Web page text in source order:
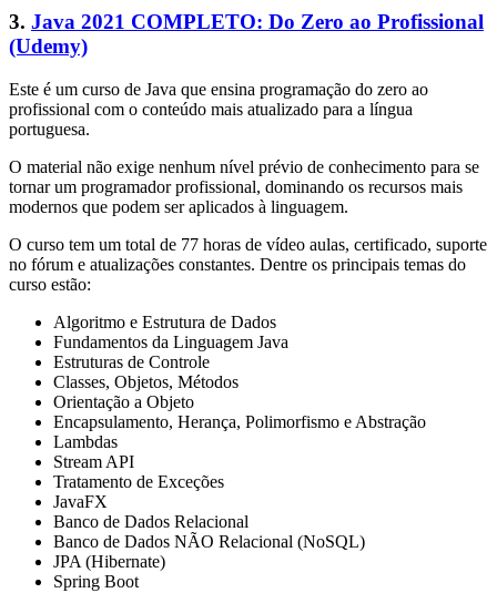
3. Java 2021 COMPLETO: Do Zero ao Profissional
(Udemy)
Este é um curso de Java que ensina programação do zero ao
profissional com o conteúdo mais atualizado para a língua
portuguesa.
O material não exige nenhum nível prévio de conhecimento para se
tornar um programador profissional, dominando os recursos mais
modernos que podem ser aplicados à linguagem.
O curso tem um total de 77 horas de vídeo aulas, certificado, suporte
no fórum e atualizações constantes. Dentre os principais temas do
curso estão:
Algoritmo e Estrutura de Dados
Fundamentos da Linguagem Java
Estruturas de Controle
Classes, Objetos, Métodos
Orientação a Objeto
Encapsulamento, Herança, Polimorfismo e Abstração
Lambdas
Stream API
Tratamento de Exceções
JavaFX
Banco de Dados Relacional
Banco de Dados NÃO Relacional (NoSQL)
JPA (Hibernate)
Spring Boot